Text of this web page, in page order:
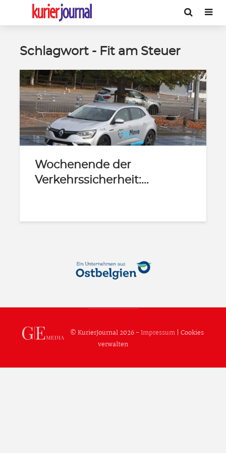
Schlagwort - Fit am Steuer
Wochenende der
Verkehrssicherheit:...
© KurierJournal 2026 -Impressum| Cookies
verwalten